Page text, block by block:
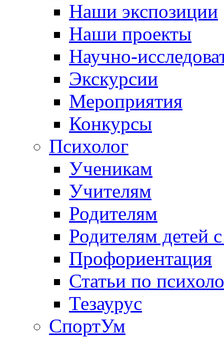
Наши экспозиции
Наши проекты
Научно-
Экскурсии
Мероприятия
Конкурсы
Психолог
Ученикам
Учителям
Родителям
Родителям детей
Профориентация
Статьи по
Тезаурус
СпортУм